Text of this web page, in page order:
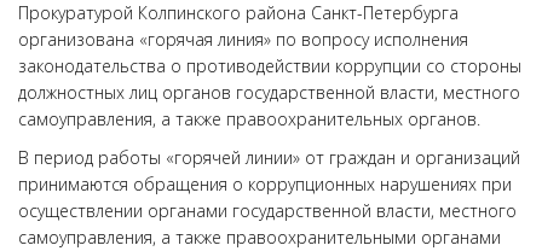
Прокуратурой Колпинского района Санкт-Петербурга
организована «горячая линия» по вопросу исполнения
законодательства о противодействии коррупции со стороны
должностных лиц органов государственной власти, местного
самоуправления, а также правоохранительных органов.
В период работы «горячей линии» от граждан и организаций
принимаются обращения о коррупционных нарушениях при
осуществлении органами государственной власти, местного
самоуправления, а также правоохранительными органами